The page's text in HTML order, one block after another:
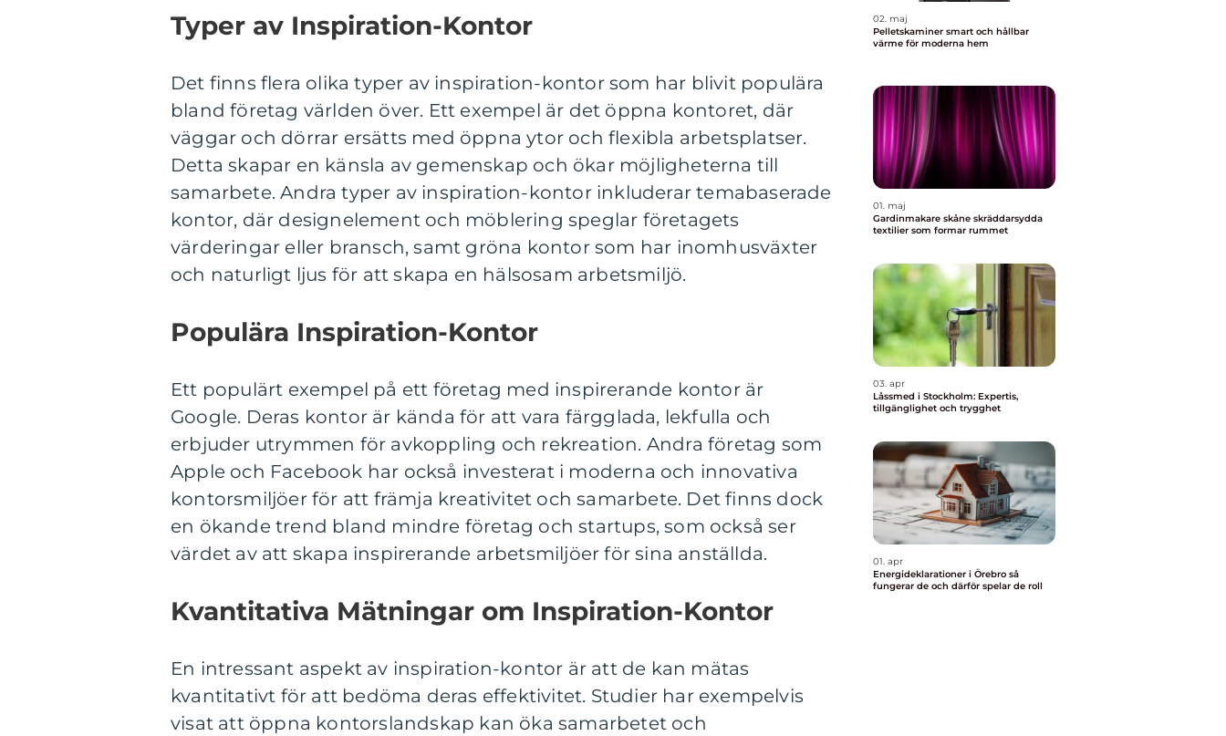
Typer av Inspiration-Kontor
Det finns flera olika typer av inspiration-kontor som har blivit populära
bland företag världen över. Ett exempel är det öppna kontoret, där
väggar och dörrar ersätts med öppna ytor och flexibla arbetsplatser.
Detta skapar en känsla av gemenskap och ökar möjligheterna till
samarbete. Andra typer av inspiration-kontor inkluderar temabaserade
kontor, där designelement och möblering speglar företagets
värderingar eller bransch, samt gröna kontor som har inomhusväxter
och naturligt ljus för att skapa en hälsosam arbetsmiljö.
Populära Inspiration-Kontor
Ett populärt exempel på ett företag med inspirerande kontor är
Google. Deras kontor är kända för att vara färgglada, lekfulla och
erbjuder utrymmen för avkoppling och rekreation. Andra företag som
Apple och Facebook har också investerat i moderna och innovativa
kontorsmiljöer för att främja kreativitet och samarbete. Det finns dock
en ökande trend bland mindre företag och startups, som också ser
värdet av att skapa inspirerande arbetsmiljöer för sina anställda.
Kvantitativa Mätningar om Inspiration-Kontor
En intressant aspekt av inspiration-kontor är att de kan mätas
kvantitativt för att bedöma deras effektivitet. Studier har exempelvis
visat att öppna kontorslandskap kan öka samarbetet och
02. maj
Pelletskaminer smart och hållbar
värme för moderna hem
01. maj
Gardinmakare skåne skräddarsydda
textilier som formar rummet
03. apr
Låssmed i Stockholm: Expertis,
tillgänglighet och trygghet
01. apr
Energideklarationer i Örebro så
fungerar de och därför spelar de roll